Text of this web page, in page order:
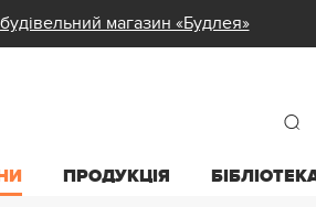
будівельний магазин «Будлея»
ПРОДУКЦІЯ